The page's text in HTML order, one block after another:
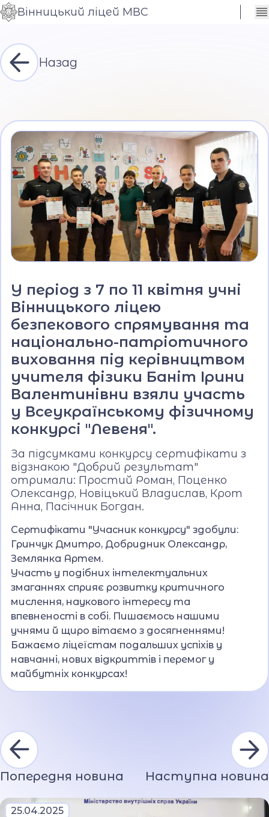
Контраст
Шрифт
Вінницький ліцей МВС
Назад
У період з 7 по 11 квітня учні
Вінницького ліцею
безпекового спрямування та
національно-патріотичного
виховання під керівництвом
учителя фізики Баніт Ірини
Валентинівни взяли участь
у Всеукраїнському фізичному
конкурсі "Левеня".
За підсумками конкурсу сертифікати з
відзнакою "Добрий результат"
отримали: Простий Роман, Поценко
Олександр, Новіцький Владислав, Крот
Анна, Пасічник Богдан.
Сертифікати "Учасник конкурсу" здобули:
Гринчук Дмитро, Добридник Олександр,
Землянка Артем.
Участь у подібних інтелектуальних
змаганнях сприяє розвитку критичного
мислення, наукового інтересу та
впевненості в собі. Пишаємось нашими
учнями й щиро вітаємо з досягненнями!
Бажаємо ліцеїстам подальших успіхів у
навчанні, нових відкриттів і перемог у
майбутніх конкурсах!
Попередня новина Наступна новина
25.04.2025